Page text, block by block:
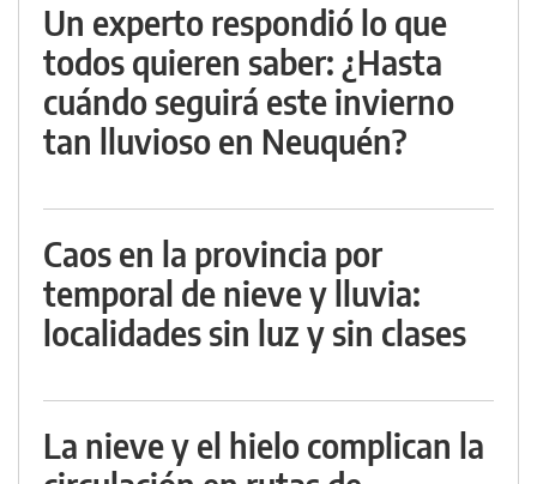
Un experto respondió lo que
todos quieren saber: ¿Hasta
cuándo seguirá este invierno
tan lluvioso en Neuquén?
Caos en la provincia por
temporal de nieve y lluvia:
localidades sin luz y sin clases
La nieve y el hielo complican la